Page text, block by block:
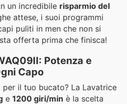
un incredibile risparmio del
attese, i suoi programmi
puliti in men che non si
offerta prima che finisca!
Potenza e
Capo
il tuo bucato? La Lavatrice
e 1200 giri/min è la scelta